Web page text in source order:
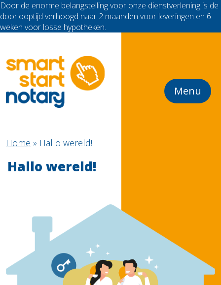
Door de enorme belangstelling voor onze dienstverlening is de
doorlooptijd verhoogd naar 2 maanden voor leveringen en 6
weken voor losse hypotheken.
Menu
Home » Hallo wereld!
Hallo wereld!